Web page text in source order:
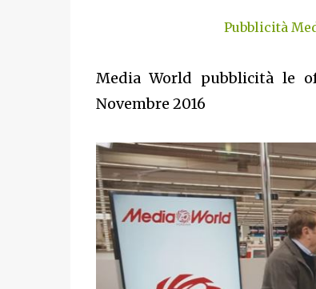
Pubblicità
Media World pubblicità le
Novembre 2016